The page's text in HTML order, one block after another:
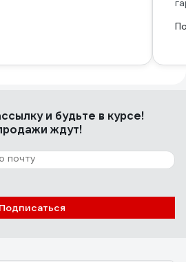
и будьте в курсе!
ждут!
Подписаться